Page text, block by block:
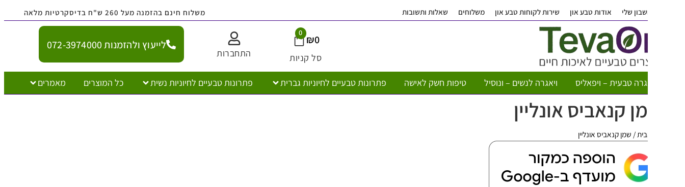
אודות טבע און שירות לקוחות טבע און משלוחים שאלות ותשובות משלוח חינם בהזמנה מעל 260 ש"ח בדיסקרטיות מלאה
לייעוץ ולהזמנות 072-3974000
טבעית – ויפאליס ויאגרה לנשים – ונוסיל טיפות חשק לאישה פתרונות טבעיים לחיוניות גברית פתרונות טבעיים לחיוניות נשית כל המוצרים מאמרים
קנאביס אונליין
שמן קנאביס אונליין